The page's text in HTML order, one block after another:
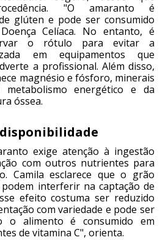
"O amaranto é
glúten e pode ser consumido
Celíaca. No entanto, é
o rótulo para evitar a
em equipamentos que
a profissional. Além disso,
magnésio e fósforo, minerais
energético e da
óssea.
exige atenção à ingestão
com outros nutrientes para
Camila esclarece que o grão
interferir na captação de
efeito costuma ser reduzido
com variedade e pode ser
o alimento é consumido em
de vitamina C", orienta.